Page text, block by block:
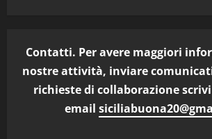
Contatti. Per avere maggiori
nostre attività, inviare
richieste di collaborazione
email